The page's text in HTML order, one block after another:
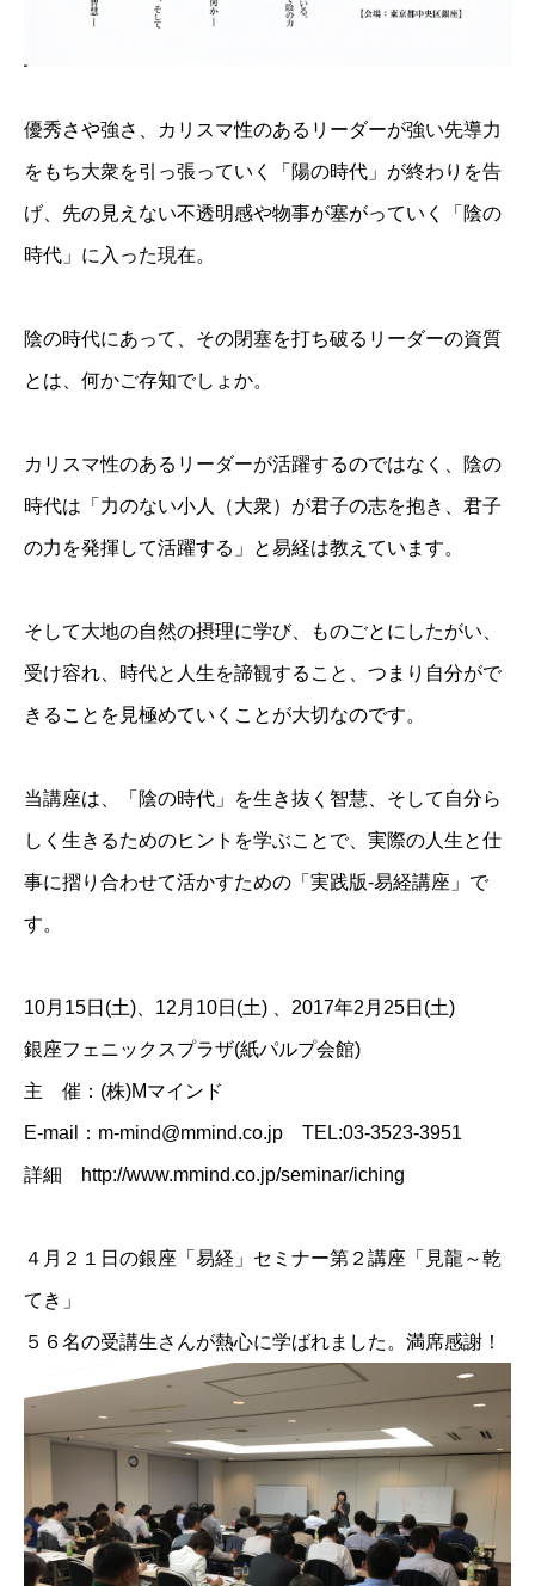
優秀さや強さ、カリスマ性のあるリーダーが強い先導力
をもち大衆を引っ張っていく「陽の時代」が終わりを告
げ、先の見えない不透明感や物事が塞がっていく「陰の
時代」に入った現在。
陰の時代にあって、その閉塞を打ち破るリーダーの資質
とは、何かご存知でしょか。
カリスマ性のあるリーダーが活躍するのではなく、陰の
時代は「力のない小人（大衆）が君子の志を抱き、君子
の力を発揮して活躍する」と易経は教えています。
そして大地の自然の摂理に学び、ものごとにしたがい、
受け容れ、時代と人生を諦観すること、つまり自分がで
きることを見極めていくことが大切なのです。
当講座は、「陰の時代」を生き抜く智慧、そして自分ら
しく生きるためのヒントを学ぶことで、実際の人生と仕
事に摺り合わせて活かすための「実践版-易経講座」で
す。
10月15日(土)、12月10日(土) 、2017年2月25日(土)
銀座フェニックスプラザ(紙パルプ会館)
主 催：(株)Mマインド
E-mail：m-mind@mmind.co.jp TEL:03-3523-3951
詳細 http://www.mmind.co.jp/seminar/iching
４月２１日の銀座「易経」セミナー第２講座「見龍～乾
てき」
５６名の受講生さんが熱心に学ばれました。満席感謝！